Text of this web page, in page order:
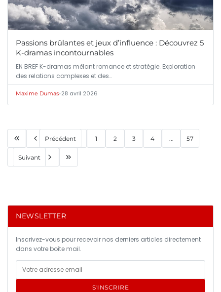
Passions brûlantes et jeux d’influence : Découvrez 5
K-dramas incontournables
EN BREF K-dramas mêlant romance et stratégie. Exploration
des relations complexes et des…
Maxime Dumas•28 avril 2026
Précédent 1 2 3 4 ... 57
Suivant
NEWSLETTER
Inscrivez-vous pour recevoir nos derniers articles directement
dans votre boîte mail.
S'INSCRIRE